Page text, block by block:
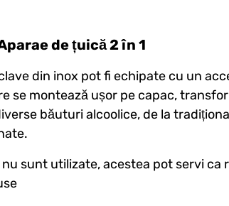
de țuică 2 în 1
din inox pot fi echipate cu un
se montează ușor pe capac,
băuturi alcoolice, de la
sunt utilizate, acestea pot servi